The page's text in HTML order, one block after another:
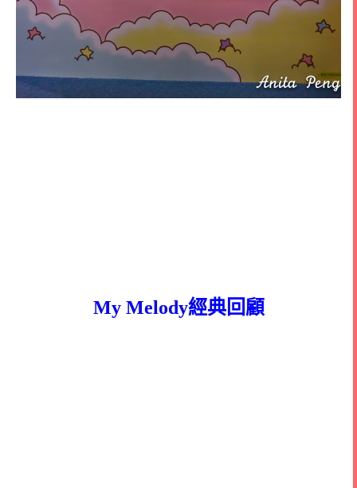
My Melody經典回顧